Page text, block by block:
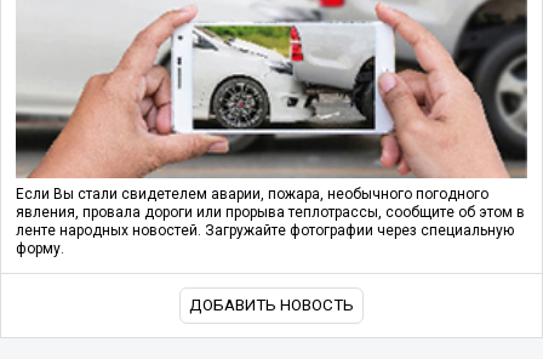
Если Вы стали свидетелем аварии, пожара, необычного погодного
явления, провала дороги или прорыва теплотрассы, сообщите об этом в
ленте народных новостей. Загружайте фотографии через специальную
форму.
ДОБАВИТЬ НОВОСТЬ